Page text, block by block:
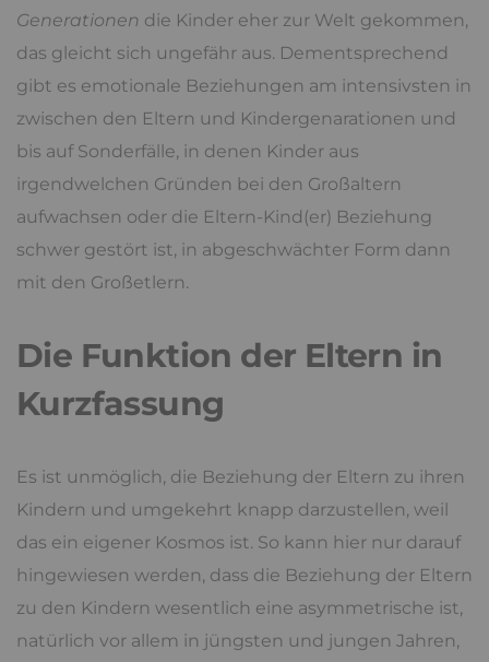
Generationen die Kinder eher zur Welt gekommen,
das gleicht sich ungefähr aus. Dementsprechend
gibt es emotionale Beziehungen am intensivsten in
zwischen den Eltern und Kindergenarationen und
bis auf Sonderfälle, in denen Kinder aus
irgendwelchen Gründen bei den Großaltern
aufwachsen oder die Eltern-Kind(er) Beziehung
schwer gestört ist, in abgeschwächter Form dann
mit den Großetlern.
Die Funktion der Eltern in
Kurzfassung
Es ist unmöglich, die Beziehung der Eltern zu ihren
Kindern und umgekehrt knapp darzustellen, weil
das ein eigener Kosmos ist. So kann hier nur darauf
hingewiesen werden, dass die Beziehung der Eltern
zu den Kindern wesentlich eine asymmetrische ist,
natürlich vor allem in jüngsten und jungen Jahren,